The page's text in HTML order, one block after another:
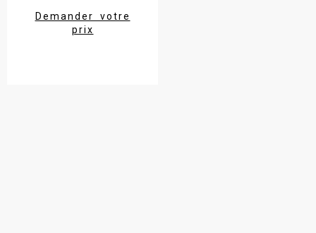
Demander votre
prix